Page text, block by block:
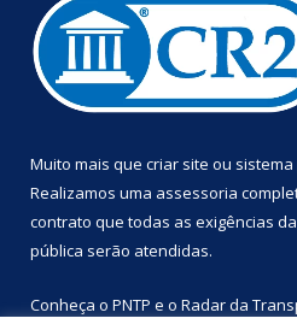
Muito mais que criar site ou
Realizamos uma assessoria
contrato que todas as exigências
pública serão atendidas.
Conheça o PNTP e o Radar da